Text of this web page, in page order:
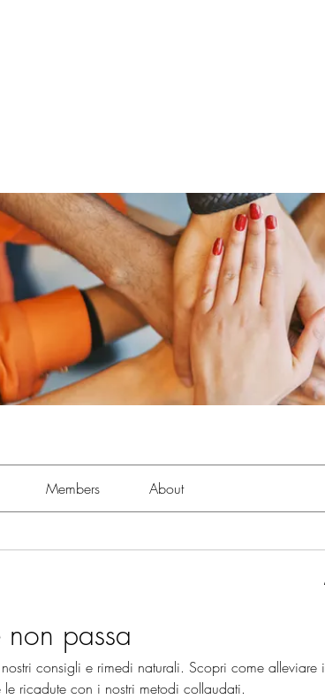
Members About
passa
consigli e rimedi naturali. Scopri come alleviare i
ricadute con i nostri metodi collaudati.